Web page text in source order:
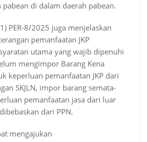
di dalam daerah pabean.
PER-8/2025 juga menjelaskan
pemanfaatan JKP
utama yang wajib dipenuhi
mengimpor Barang Kena
keperluan pemanfaatan JKP dari
SKJLN, impor barang semata-
pemanfaatan jasa dari luar
dari PPN.
mengajukan